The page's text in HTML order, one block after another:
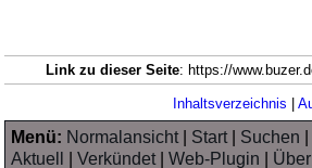
Link zu dieser Seite: https://
Inhaltsverzeichnis |
Menü: Normalansicht| Start| Suchen
Aktuell
|Verkündet|Web-Plugin